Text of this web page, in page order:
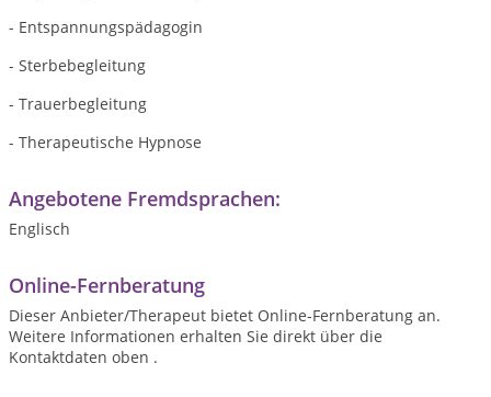
- Entspannungspädagogin
- Sterbebegleitung
- Trauerbegleitung
- Therapeutische Hypnose
Angebotene Fremdsprachen:
Englisch
Online-Fernberatung
Dieser Anbieter/Therapeut bietet Online-Fernberatung an.
Weitere Informationen erhalten Sie direkt über die
Kontaktdaten oben .